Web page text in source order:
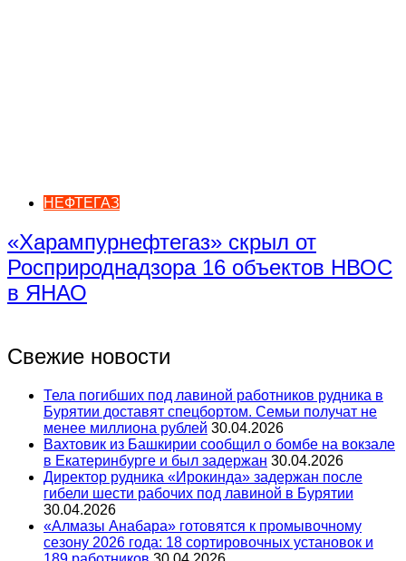
НЕФТЕГАЗ
«Харампурнефтегаз» скрыл от
Росприроднадзора 16 объектов НВОС
в ЯНАО
Свежие новости
Тела погибших под лавиной работников рудника в
Бурятии доставят спецбортом. Семьи получат не
менее миллиона рублей 30.04.2026
Вахтовик из Башкирии сообщил о бомбе на вокзале
в Екатеринбурге и был задержан 30.04.2026
Директор рудника «Ирокинда» задержан после
гибели шести рабочих под лавиной в Бурятии
30.04.2026
«Алмазы Анабара» готовятся к промывочному
сезону 2026 года: 18 сортировочных установок и